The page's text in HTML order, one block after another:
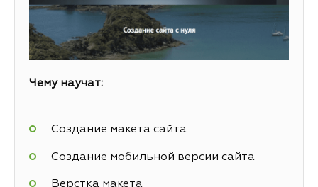
Чему научат:
Создание макета сайта
Создание мобильной версии сайта
Верстка макета